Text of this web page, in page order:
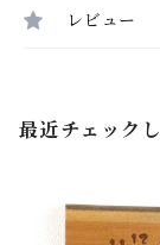
レビュー
最近チェック